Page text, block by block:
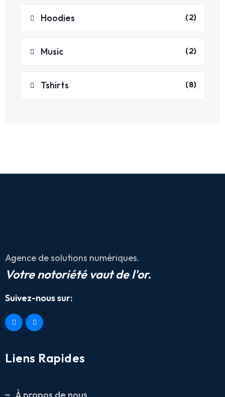
Hoodies 22
Music 22
Tshirts 88
Agence de solutions numériques.
Votre notoriété vaut de l'or.
Suivez-nous sur:
Liens Rapides